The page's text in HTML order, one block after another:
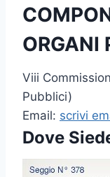
ORGANI
Viii
Pubblici)
Email: scrivi
Dove